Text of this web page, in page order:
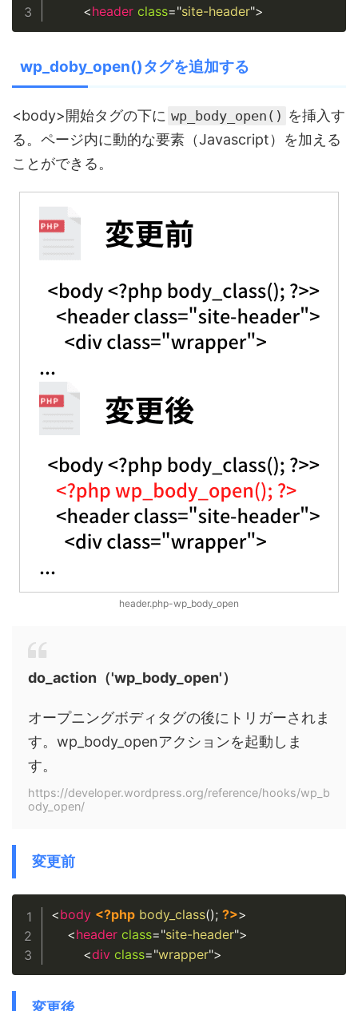
<header class="site-header">
wp_doby_open()タグを追加する
<body>開始タグの下に wp_body_open() を挿入す
る。ページ内に動的な要素（Javascript）を加える
ことができる。
header.php-wp_body_open
do_action（'wp_body_open'）
オープニングボディタグの後にトリガーされま
す。wp_body_openアクションを起動しま
す。
https://developer.wordpress.org/reference/hooks/wp_b
ody_open/
変更前
<body <?php body_class(); ?>>
<header class="site-header">
<div class="wrapper">
変更後